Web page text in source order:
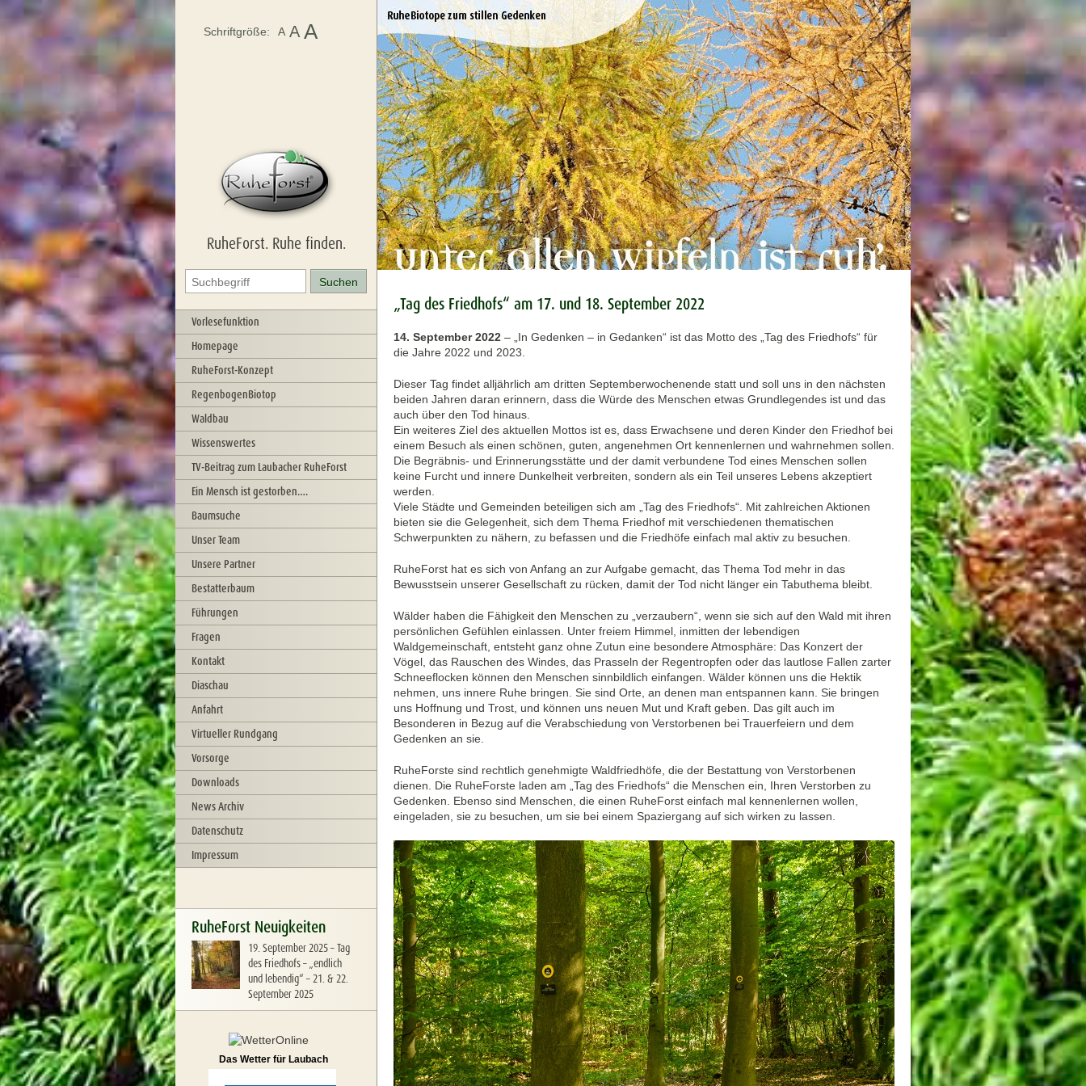
RuheForst. Ruhe finden.
Vorlesefunktion
Homepage
RuheForst-Konzept
RegenbogenBiotop
Waldbau
Wissenswertes
TV-Beitrag zum Laubacher RuheForst
Ein Mensch ist gestorben….
Baumsuche
Unser Team
Unsere Partner
Bestatterbaum
Führungen
Fragen
Kontakt
Diaschau
Anfahrt
Virtueller Rundgang
Vorsorge
Downloads
News Archiv
Datenschutz
Impressum
RuheForst Neuigkeiten
19. September 2025–Tag
des Friedhofs – „endlich
und lebendig“ – 21. & 22.
September 2025
Schriftgröße: A A A
Das Wetter für Laubach
„Tag des Friedhofs“ am 17. und 18. September 2022
14. September 2022 –
„In Gedenken – in Gedanken“ ist das Motto des „Tag des Friedhofs“ für
die Jahre 2022 und 2023.
Dieser Tag findet alljährlich am dritten Septemberwochenende statt und soll uns in den nächsten
beiden Jahren daran erinnern, dass die Würde des Menschen etwas Grundlegendes ist und das
auch über den Tod hinaus.
Ein weiteres Ziel des aktuellen Mottos ist es, dass Erwachsene und deren Kinder den Friedhof bei
einem Besuch als einen schönen, guten, angenehmen Ort kennenlernen und wahrnehmen sollen.
Die Begräbnis- und Erinnerungsstätte und der damit verbundene Tod eines Menschen sollen
keine Furcht und innere Dunkelheit verbreiten, sondern als ein Teil unseres Lebens akzeptiert
werden.
Viele Städte und Gemeinden beteiligen sich am „Tag des Friedhofs“. Mit zahlreichen Aktionen
bieten sie die Gelegenheit, sich dem Thema Friedhof mit verschiedenen thematischen
Schwerpunkten zu nähern, zu befassen und die Friedhöfe einfach mal aktiv zu besuchen.
RuheForst hat es sich von Anfang an zur Aufgabe gemacht, das Thema Tod mehr in das
Bewusstsein unserer Gesellschaft zu rücken, damit der Tod nicht länger ein Tabuthema bleibt.
Wälder haben die Fähigkeit den Menschen zu „verzaubern“, wenn sie sich auf den Wald mit ihren
persönlichen Gefühlen einlassen. Unter freiem Himmel, inmitten der lebendigen
Waldgemeinschaft, entsteht ganz ohne Zutun eine besondere Atmosphäre: Das Konzert der
Vögel, das Rauschen des Windes, das Prasseln der Regentropfen oder das lautlose Fallen zarter
Schneeflocken können den Menschen sinnbildlich einfangen. Wälder können uns die Hektik
nehmen, uns innere Ruhe bringen. Sie sind Orte, an denen man entspannen kann. Sie bringen
uns Hoffnung und Trost, und können uns neuen Mut und Kraft geben. Das gilt auch im
Besonderen in Bezug auf die Verabschiedung von Verstorbenen bei Trauerfeiern und dem
Gedenken an sie.
RuheForste sind rechtlich genehmigte Waldfriedhöfe, die der Bestattung von Verstorbenen
dienen. Die RuheForste laden am „Tag des Friedhofs“ die Menschen ein, Ihren Verstorben zu
Gedenken. Ebenso sind Menschen, die einen RuheForst einfach mal kennenlernen wollen,
eingeladen, sie zu besuchen, um sie bei einem Spaziergang auf sich wirken zu lassen.